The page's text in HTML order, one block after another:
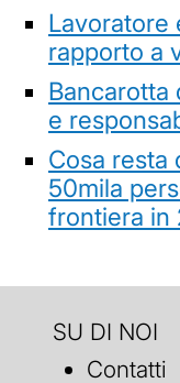
Lavoratore
rapporto a
Bancarotta
e
Cosa resta
50mila
frontiera in
SU DI NOI
Contatti